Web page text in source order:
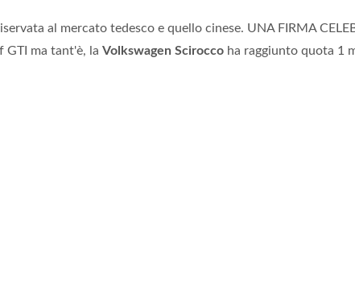
al mercato tedesco e quello cinese. UNA FIRMA
GTI ma tant'è, la Volkswagen Scirocco ha raggiunto quota 1